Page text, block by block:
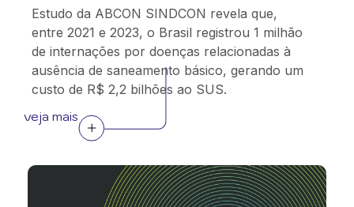
Estudo da ABCON SINDCON revela que,
entre 2021 e 2023, o Brasil registrou 1 milhão
de internações por doenças relacionadas à
ausência de saneamento básico, gerando um
custo de R$ 2,2 bilhões ao SUS.
veja mais